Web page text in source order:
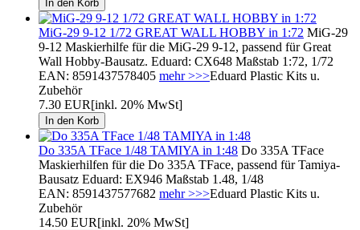
MiG-29 9-12 1/72 GREAT WALL HOBBY in 1:72 MiG-29
9-12 Maskierhilfe für die MiG-29 9-12, passend für Great
Wall Hobby-Bausatz. Eduard: CX648 Maßstab 1:72, 1/72
EAN: 8591437578405 mehr >>>Eduard Plastic Kits u.
Zubehör
7.30 EUR[inkl. 20% MwSt]
Do 335A TFace 1/48 TAMIYA in 1:48 Do 335A TFace
Maskierhilfen für die Do 335A TFace, passend für Tamiya-
Bausatz Eduard: EX946 Maßstab 1.48, 1/48
EAN: 8591437577682 mehr >>>Eduard Plastic Kits u.
Zubehör
14.50 EUR[inkl. 20% MwSt]